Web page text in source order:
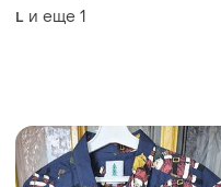
L и еще 1